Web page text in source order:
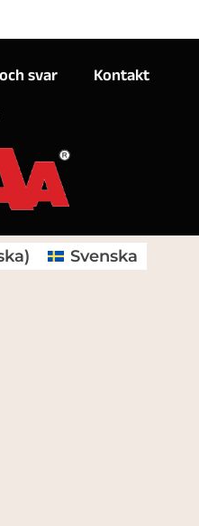
svar
Kontakt
) Svenska